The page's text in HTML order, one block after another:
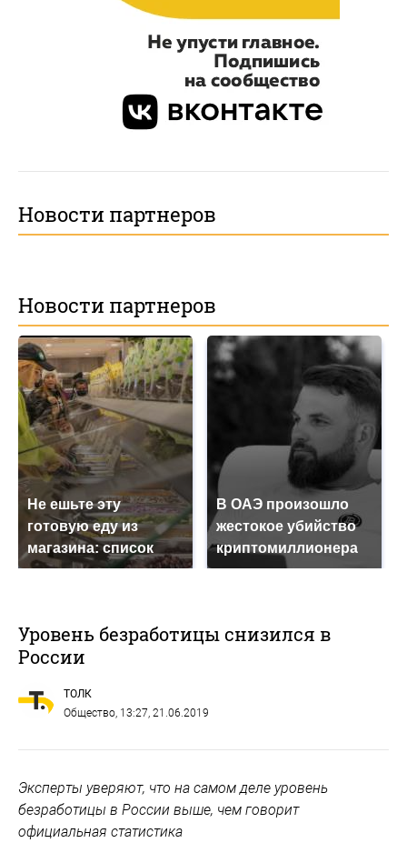
Новости партнеров
Новости партнеров
Не ешьте эту
готовую еду из
магазина: список
В ОАЭ произошло
жестокое убийство
криптомиллионера
Уровень безработицы снизился в
России
ТОЛК
Общество, 13:27, 21.06.2019
Эксперты уверяют, что на самом деле уровень
безработицы в России выше, чем говорит
официальная статистика